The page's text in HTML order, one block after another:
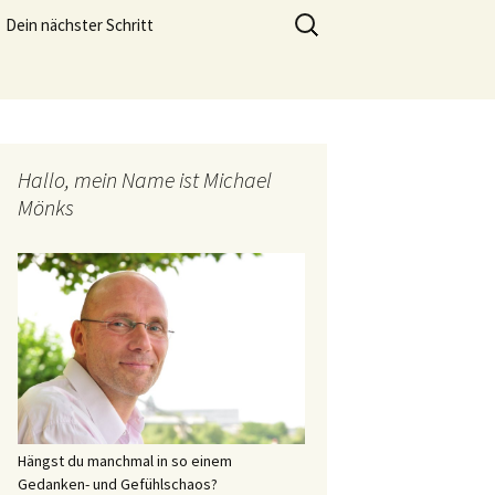
und genießen zu können.
Dein nächster Schritt
Suchen
nach:
Hallo, mein Name ist Michael
Mönks
Hängst du manchmal in so einem
Gedanken- und Gefühlschaos?